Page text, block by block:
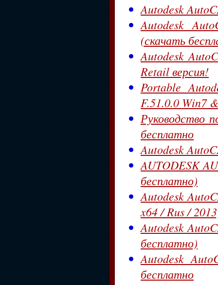
Autodesk
Autodesk
(скачать
Autodesk
Retail версия!
Portable
F.51.0.0 Win7
Руководство
бесплатно
Autodesk
AUTODESK
бесплатно)
Autodesk
x64 / Rus /
Autodesk
бесплатно)
Autodesk
бесплатно